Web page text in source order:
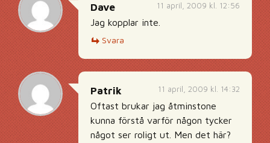
11 april, 2009 kl. 12:56
Dave
Jag kopplar inte.
Svara
11 april, 2009 kl. 14:32
Patrik
Oftast brukar jag åtminstone
kunna förstå varför någon tycker
något ser roligt ut. Men det här?